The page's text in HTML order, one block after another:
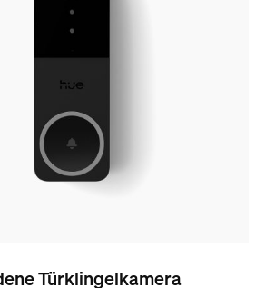
Türklingelkamera